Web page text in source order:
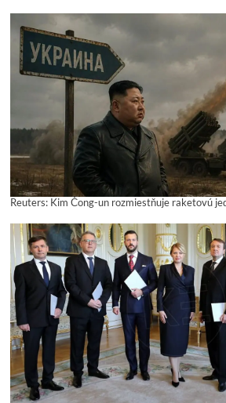
Reuters: Kim Čong-un rozmiestňuje raketovú